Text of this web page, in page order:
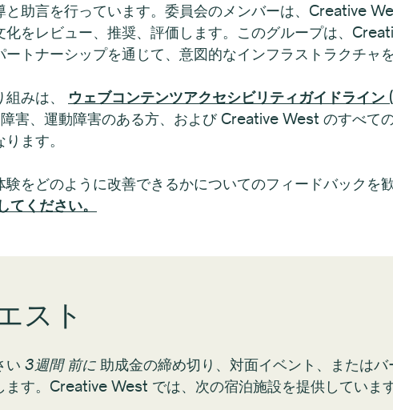
助言を行っています。委員会のメンバーは、Creative
化をレビュー、推奨、評価します。このグループは、
トナーシップを通じて、意図的なインフラストラクチャ
みは、 ウェブコンテンツアクセシビリティガイドライン
害、運動障害のある方、および Creative West のすべて
ます。
をどのように改善できるかについてのフィードバックを
ください。
スト
い 3週間 前に 助成金の締め切り、対面イベント、または
す。Creative West では、次の宿泊施設を提供しています